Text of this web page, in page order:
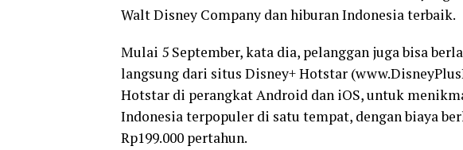
Walt Disney Company dan hiburan Indonesia terbaik.
Mulai 5 September, kata dia, pelanggan juga bisa
langsung dari situs Disney+ Hotstar
Hotstar di perangkat Android dan iOS, untuk
Indonesia terpopuler di satu tempat, dengan biaya
Rp199.000 pertahun.